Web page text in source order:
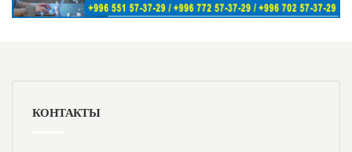
КОНТАКТЫ